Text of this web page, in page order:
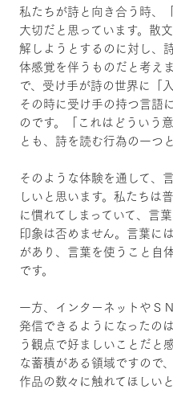
私たちが詩と向き合う時、
大切だと思っています。散
解しようとするのに対し、
体感覚を伴うものだと考え
で、受け手が詩の世界に「
その時に受け手の持つ言語
のです。「これはどういう
とも、詩を読む行為の一つ
そのような体験を通して、
しいと思います。私たちは
に慣れてしまっていて、言
印象は否めません。言葉に
があり、言葉を使うこと自
です。
一方、インターネットやＳ
発信できるようになったの
う観点で好ましいことだと
な蓄積がある領域ですので
作品の数々に触れてほしい